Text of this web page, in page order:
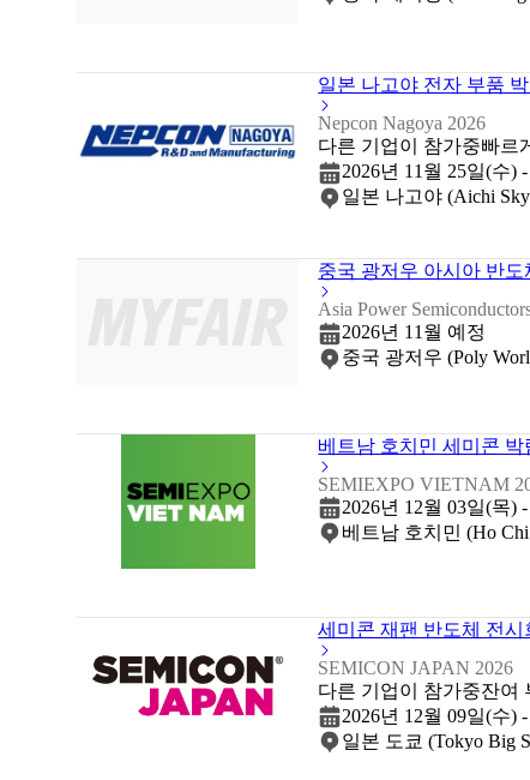
일본 나고야 전자 부품
Nepcon Nagoya 2026
다른 기업이 참가중빠르
2026년 11월 25일(수)
일본 나고야 (Aichi
중국 광저우 아시아 반
Asia Power
2026년 11월 예정
중국 광저우 (Poly
베트남 호치민 세미콘 박
SEMIEXPO VIETNAM
2026년 12월 03일(목)
베트남 호치민 (Ho
세미콘 재팬 반도체 전시
SEMICON JAPAN 2026
다른 기업이 참가중잔여
2026년 12월 09일(수)
일본 도쿄 (Tokyo Big